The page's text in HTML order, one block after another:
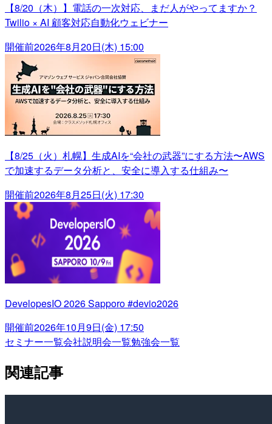
【8/20（木）】電話の一次対応、まだ人がやってますか？
Twilio × AI 顧客対応自動化ウェビナー
開催前2026年8月20日(木) 15:00
【8/25（火）札幌】生成AIを“会社の武器”にする方法〜AWS
で加速するデータ分析と、安全に導入する仕組み〜
開催前2026年8月25日(火) 17:30
DevelopesIO 2026 Sapporo #devio2026
開催前2026年10月9日(金) 17:50
セミナー一覧会社説明会一覧勉強会一覧
関連記事